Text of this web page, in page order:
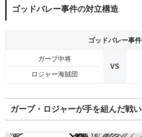
ゴッドバレー事件の対立構造
ゴッドバレー事件
ガープ中将
ロジャー海賊団
VS
ガープ・ロジャーが手を組んだ戦い